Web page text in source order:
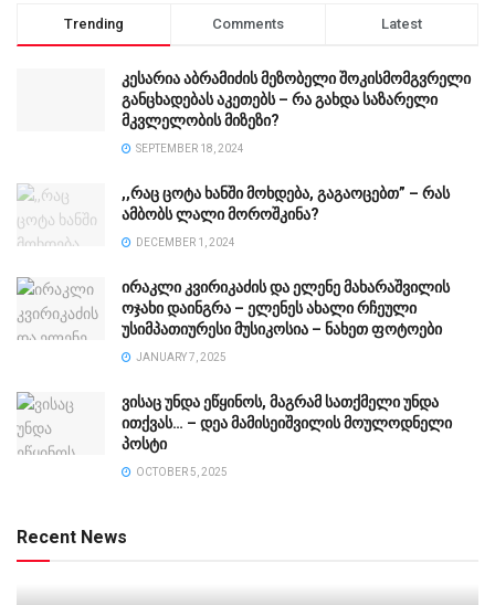
Trending Comments Latest
კესარია აბრამიძის მეზობელი შოკისმომგვრელი
განცხადებას აკეთებს – რა გახდა საზარელი
მკვლელობის მიზეზი?
SEPTEMBER 18, 2024
,,რაც ცოტა ხანში მოხდება, გაგაოცებთ” – რას
ამბობს ლალი მოროშკინა?
DECEMBER 1, 2024
ირაკლი კვირიკაძის და ელენე მახარაშვილის
ოჯახი დაინგრა – ელენეს ახალი რჩეული
უსიმპათიურესი მუსიკოსია – ნახეთ ფოტოები
JANUARY 7, 2025
ვისაც უნდა ეწყინოს, მაგრამ სათქმელი უნდა
ითქვას… – დეა მამისეიშვილის მოულოდნელი
პოსტი
OCTOBER 5, 2025
Recent News